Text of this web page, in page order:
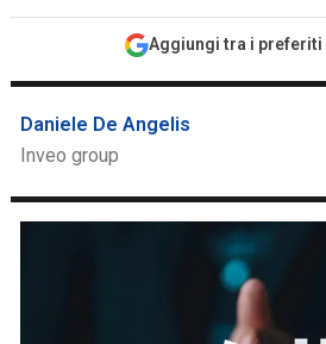
Aggiungi tra i preferiti
Daniele De Angelis
Inveo group